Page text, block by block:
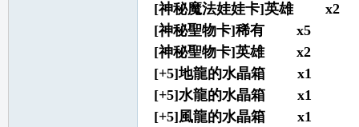
[神秘魔法娃娃卡]英雄 x2
[神秘聖物卡]稀有 x5
[神秘聖物卡]英雄 x2
[+5]地龍的水晶箱 x1
[+5]水龍的水晶箱 x1
[+5]風龍的水晶箱 x1